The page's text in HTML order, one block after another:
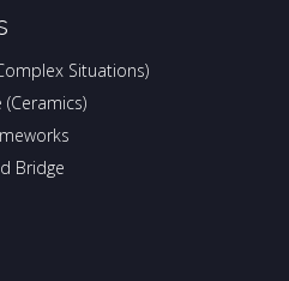
Situations)
(Ceramics)
Bridge